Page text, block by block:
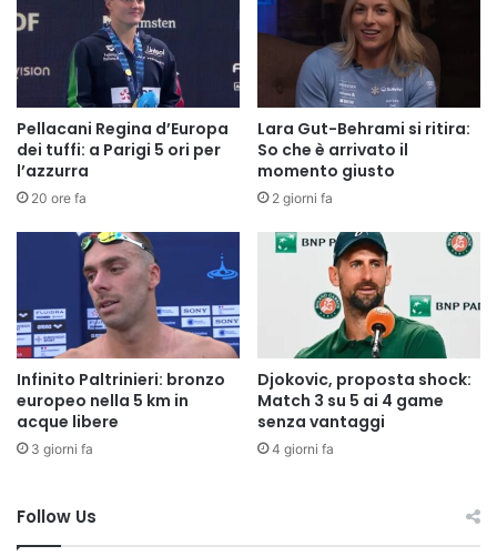
Pellacani Regina d’Europa
dei tuffi: a Parigi 5 ori per
l’azzurra
20 ore fa
Lara Gut-Behrami si ritira:
So che è arrivato il
momento giusto
2 giorni fa
Infinito Paltrinieri: bronzo
europeo nella 5 km in
acque libere
3 giorni fa
Djokovic, proposta shock:
Match 3 su 5 ai 4 game
senza vantaggi
4 giorni fa
Follow Us